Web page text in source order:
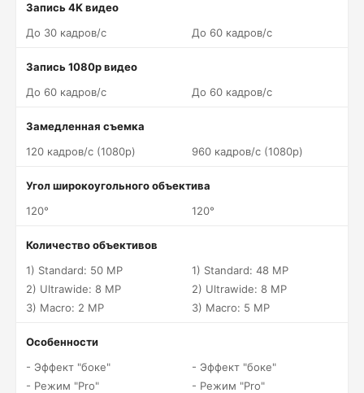
Запись 4K видео
До 30 кадров/c
До 60 кадров/c
Запись 1080p видео
До 60 кадров/c
До 60 кадров/c
Замедленная съемка
120 кадров/c (1080p)
960 кадров/c (1080p)
Угол широкоугольного объектива
120°
120°
Количество объективов
1) Standard: 50 MP
2) Ultrawide: 8 MP
3) Macro: 2 MP
1) Standard: 48 MP
2) Ultrawide: 8 MP
3) Macro: 5 MP
Особенности
- Эффект "боке"
- Режим "Pro"
- Эффект "боке"
- Режим "Pro"